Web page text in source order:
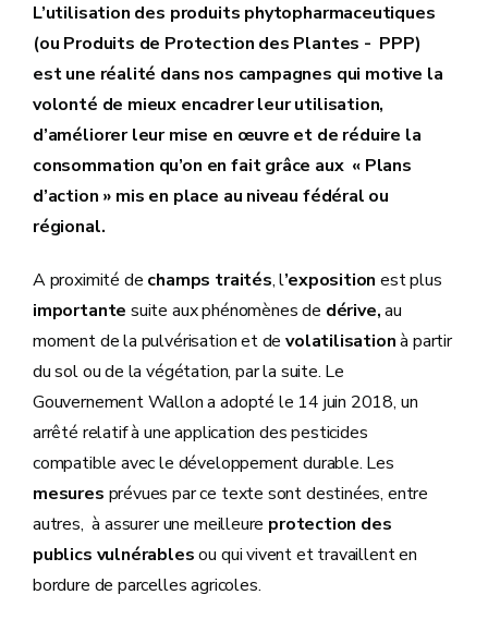
L’utilisation des produits phytopharmaceutiques
(ou Produits de Protection des Plantes - PPP)
est une réalité dans nos campagnes qui motive la
volonté de mieux encadrer leur utilisation,
d’améliorer leur mise en œuvre et de réduire la
consommation qu’on en fait grâce aux « Plans
d’action » mis en place au niveau fédéral ou
régional.
A proximité de champs traités, l’exposition est plus
importantesuite aux phénomènes de dérive,au
moment de la pulvérisation et devolatilisationà partir
du sol ou de la végétation, par la suite. Le
Gouvernement Wallon a adopté le 14 juin 2018, un
arrêté relatif à une application des pesticides
compatible avec le développement durable. Les
mesures prévues par ce texte sont destinées, entre
autres, à assurer une meilleure protection des
publics vulnérablesou qui vivent et travaillent en
bordure de parcelles agricoles.